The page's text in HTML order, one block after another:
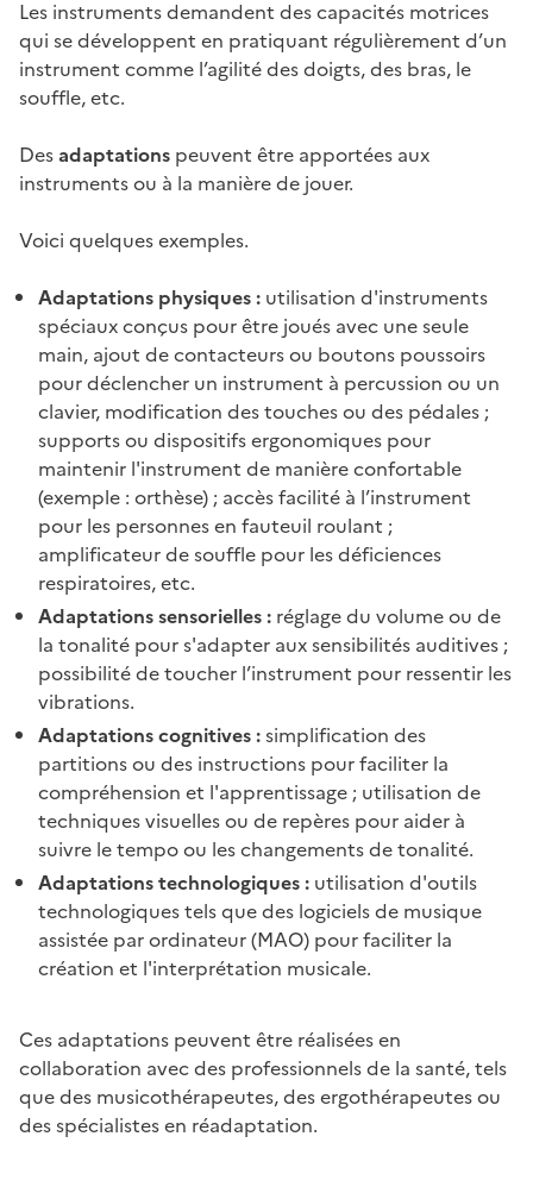
Les instruments demandent des capacités motrices
qui se développent en pratiquant régulièrement d’un
instrument comme l’agilité des doigts, des bras, le
souffle, etc.
Desadaptations peuvent être apportées aux
instruments ou à la manière de jouer.
Voici quelques exemples.
Adaptations physiques : utilisation d'instruments
spéciaux conçus pour être joués avec une seule
main, ajout de contacteurs ou boutons poussoirs
pour déclencher un instrument à percussion ou un
clavier, modification des touches ou des pédales ;
supports ou dispositifs ergonomiques pour
maintenir l'instrument de manière confortable
(exemple : orthèse) ; accès facilité à l’instrument
pour les personnes en fauteuil roulant ;
amplificateur de souffle pour les déficiences
respiratoires, etc.
Adaptations sensorielles : réglage du volume ou de
la tonalité pour s'adapter aux sensibilités auditives ;
possibilité de toucher l’instrument pour ressentir les
vibrations.
Adaptations cognitives :simplification des
partitions ou des instructions pour faciliter la
compréhension et l'apprentissage ; utilisation de
techniques visuelles ou de repères pour aider à
suivre le tempo ou les changements de tonalité.
Adaptations technologiques : utilisation d'outils
technologiques tels que des logiciels de musique
assistée par ordinateur (MAO) pour faciliter la
création et l'interprétation musicale.
Ces adaptations peuvent être réalisées en
collaboration avec des professionnels de la santé, tels
que des musicothérapeutes, des ergothérapeutes ou
des spécialistes en réadaptation.